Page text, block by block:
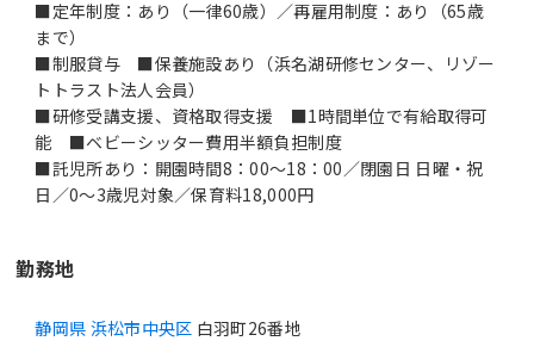
■定年制度：あり（一律60歳）／再雇用制度：あり（65歳
まで）
■制服貸与 ■保養施設あり（浜名湖研修センター、リゾー
トトラスト法人会員）
■研修受講支援、資格取得支援 ■1時間単位で有給取得可
能 ■ベビーシッター費用半額負担制度
■託児所あり：開園時間8：00～18：00／閉園日 日曜・祝
日／0～3歳児対象／保育料18,000円
勤務地
静岡県 浜松市中央区 白羽町26番地